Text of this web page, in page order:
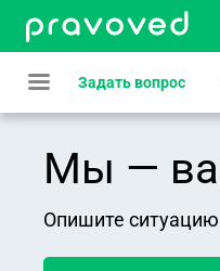
Задать вопрос
Мы —
Опишите